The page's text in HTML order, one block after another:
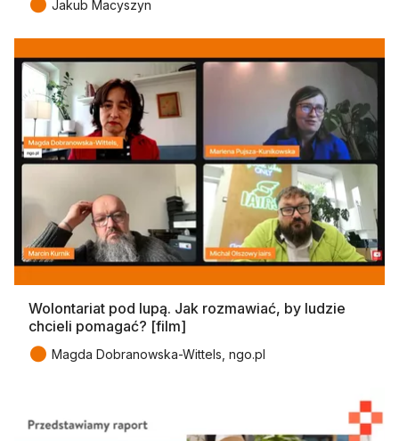
● Jakub Macyszyn
Wolontariat pod lupą. Jak rozmawiać, by ludzie
chcieli pomagać? [film]
● Magda Dobranowska-Wittels, ngo.pl